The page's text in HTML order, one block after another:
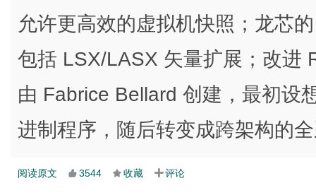
允许更高效的虚拟机快照；龙芯
包括 LSX/LASX 矢量扩展；改进
由 Fabrice Bellard 创建，最初设
进制程序，随后转变成跨架构的
阅读原文 3544 收藏 评论